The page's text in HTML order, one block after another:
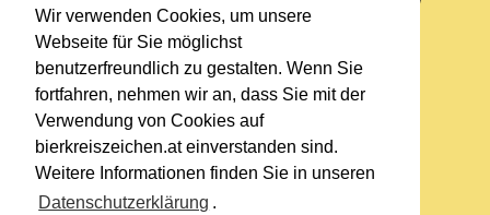
Wir verwenden Cookies, um unsere
Webseite für Sie möglichst
benutzerfreundlich zu gestalten. Wenn Sie
fortfahren, nehmen wir an, dass Sie mit der
Verwendung von Cookies auf
bierkreiszeichen.at einverstanden sind.
Weitere Informationen finden Sie in unseren
Datenschutzerklärung .
im Pfad:Übers Bier/Brauereien
Erstellt: 2014-08-11
Links
Impressum
Datenschutzerklärung